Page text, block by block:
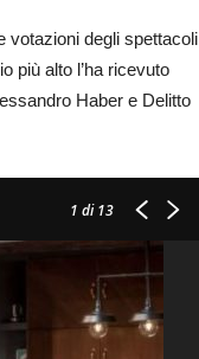
votazioni degli spettacoli
più alto l’ha ricevuto
Haber e Delitto
1 di 13